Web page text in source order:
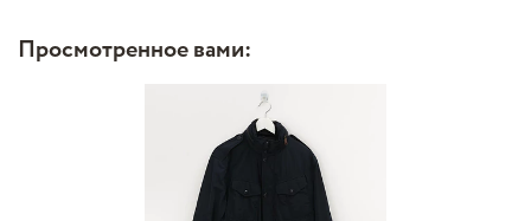
Просмотренное вами: